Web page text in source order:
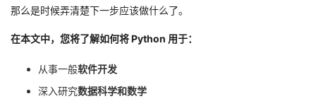
那么是时候弄清楚下一步应该做什么了。
在本文中，您将了解如何将 Python 用于：
从事一般软件开发
深入研究数据科学和数学